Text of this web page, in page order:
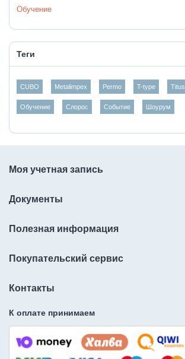
Обучение
Теги
CUBO Metalimpex Permo T-type Titus
Обучение Слорос Событие Шоурум
Моя учетная запись
Документы
Полезная информация
Покупательский сервис
Контакты
К оплате принимаем